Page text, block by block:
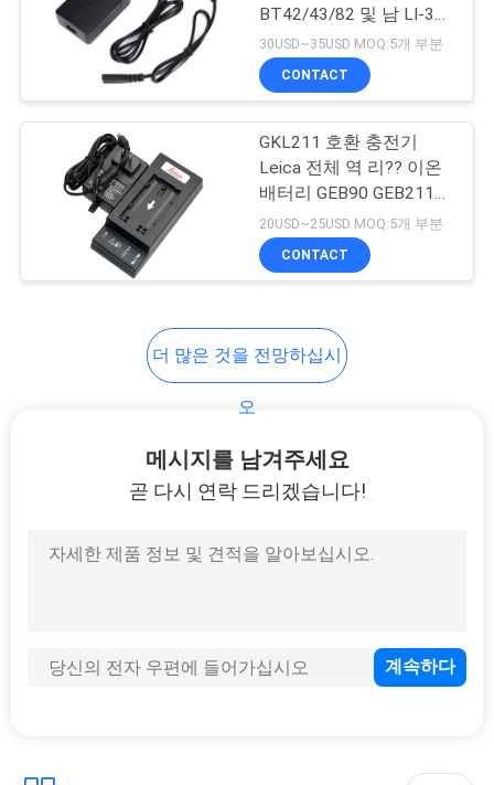
트
PRIVACY
POLICY
3 단격 어댑터
기구 삼각대
BT42/43/82 및 남 LI-30
BDC40L 전체 역 배터리
30USD~35USD MOQ:5개 부분
CONTACT
GKL211 호환 충전기
Leica 전체 역 리?? 이온
배터리 GEB90 GEB211
GEB212 GEB221
20USD~25USD MOQ:5개 부분
CONTACT
더 많은 것을 전망하십시
오
메시지를 남겨주세요
곧 다시 연락 드리겠습니다!